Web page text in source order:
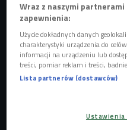
Zofia i Kasia Pilitowskie Foto: Kamil
Nie chciałyśmy zamykać
Wraz z naszymi
zapewnienia:
Użycie dokładnych danych
charakterystyki urządzenia do
informacji na urządzeniu lub
treści, pomiar reklam i treści,
Lista partnerów (dostawców)
Ustawienia